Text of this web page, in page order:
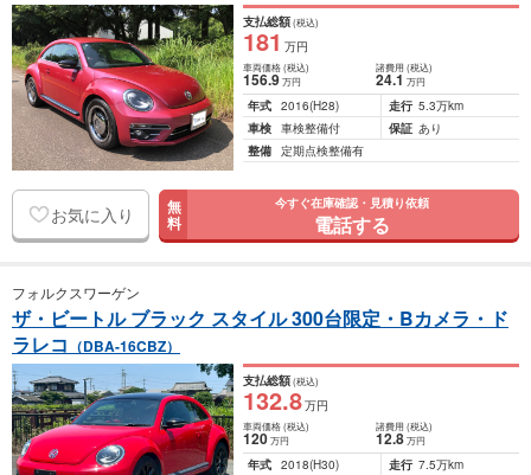
支払総額(税込)
181 万円
車両価格(税込)
156.9万円
諸費用 (税込)
24.1 万円
年式 2016(H28) 走行 5.3万km
車検 車検整備付 保証 あり
整備 定期点検整備有
お気に入り 無
料
今すぐ在庫確認・見積り依頼
電話する
フォルクスワーゲン
ザ・ビートル ブラック スタイル 300台限定・Bカメラ・ド
ラレコ （DBA-16CBZ）
支払総額(税込)
132.8万円
車両価格(税込)
120万円
諸費用 (税込)
12.8 万円
年式 2018(H30) 走行 7.5万km